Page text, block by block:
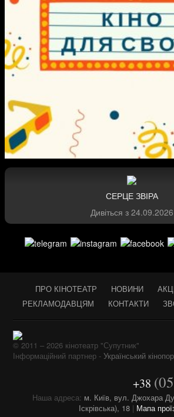
СЕРЦЕ ЗВІРА
Дивіться з 24.09.2026
ПРО КІНОТЕАТР НОВИНИ
РЕКЛАМОДАВЦЯМ
КОНТАКТИ
© 2011 – 2026 кінотеатр "Супутник"
Інформаційний партнер - Український
+38
Наша адреса: м. Київ, вул. Джохара
Іскрівська), 18 | Мапа